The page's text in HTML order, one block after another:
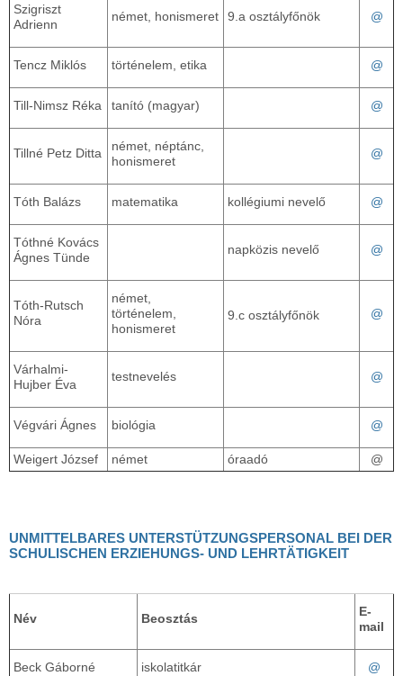
Szigriszt
Adrienn
német, honismeret 9.a osztályfőnök @
Tencz Miklós történelem, etika @
Till-Nimsz Réka tanító (magyar) @
Tillné Petz Ditta
német, néptánc,
honismeret
@
Tóth Balázs matematika kollégiumi nevelő @
Tóthné Kovács
Ágnes Tünde
napközis nevelő @
Tóth-Rutsch
Nóra
német,
történelem,
honismeret
9.c osztályfőnök @
Várhalmi-
Hujber Éva
testnevelés @
Végvári Ágnes biológia @
Weigert József német óraadó @
UNMITTELBARES UNTERSTÜTZUNGSPERSONAL BEI DER
SCHULISCHEN ERZIEHUNGS- UND LEHRTÄTIGKEIT
Név Beosztás
E-
mail
Beck Gáborné iskolatitkár @